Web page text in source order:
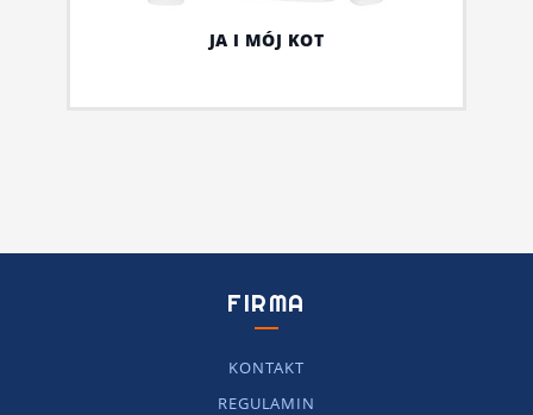
JA I MÓJ KOT
FIRMA
KONTAKT
REGULAMIN